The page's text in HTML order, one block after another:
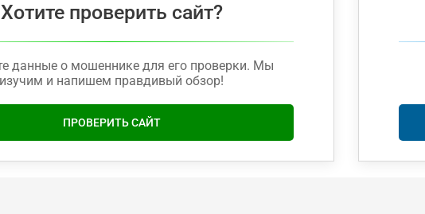
Хотите проверить сайт?
данные о мошеннике для его проверки. Мы
изучим и напишем правдивый обзор!
ПРОВЕРИТЬ САЙТ